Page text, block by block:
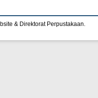
& Direktorat Perpustakaan.